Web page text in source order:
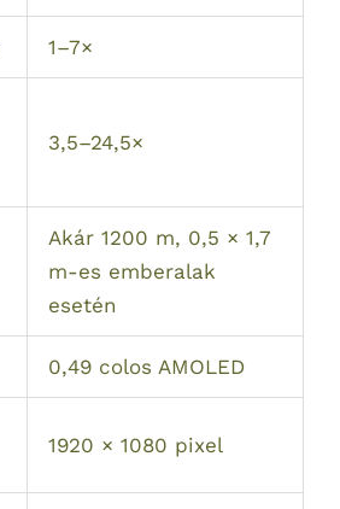
1–7×
3,5–24,5×
Akár 1200 m, 0,5 × 1,7
m-es emberalak
esetén
0,49 colos AMOLED
1920 × 1080 pixel